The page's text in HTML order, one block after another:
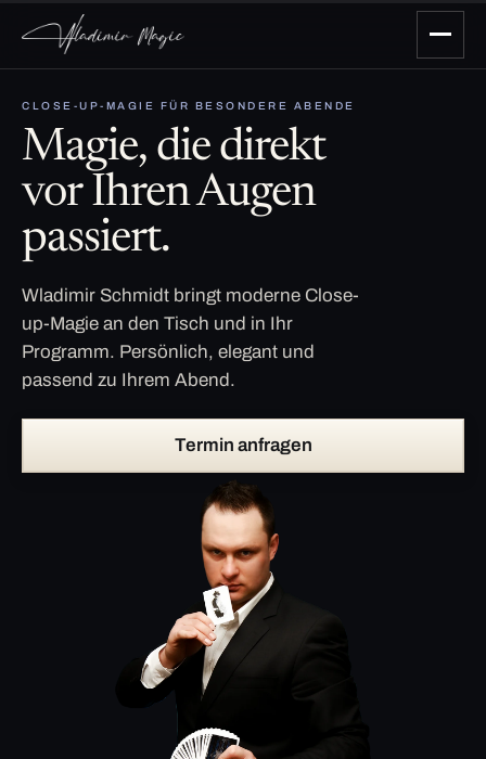
CLOSE-UP-MAGIE FÜR BESONDERE ABENDE
Magie, die direkt
vor Ihren Augen
passiert.
Wladimir Schmidt bringt moderne Close-
up-Magie an den Tisch und in Ihr
Programm. Persönlich, elegant und
passend zu Ihrem Abend.
Termin anfragen